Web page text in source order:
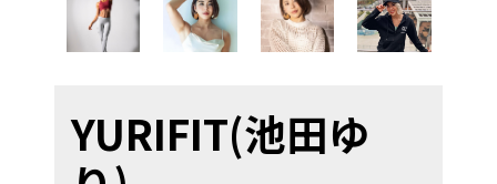
YURIFIT(池田ゆ